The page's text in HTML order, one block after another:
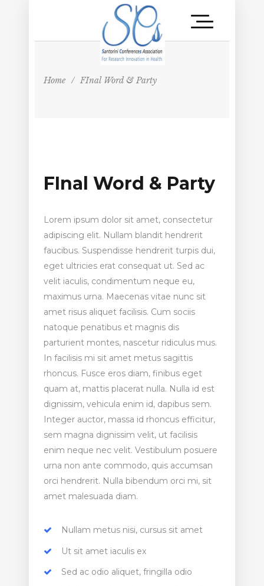
Home / FInal Word & Party
FInal Word & Party
Lorem ipsum dolor sit amet, consectetur
adipiscing elit. Nullam blandit hendrerit
faucibus. Suspendisse hendrerit turpis dui,
eget ultricies erat consequat ut. Sed ac
velit iaculis, condimentum neque eu,
maximus urna. Maecenas vitae nunc sit
amet risus aliquet facilisis. Cum sociis
natoque penatibus et magnis dis
parturient montes, nascetur ridiculus mus.
In facilisis mi sit amet metus sagittis
rhoncus. Fusce eros diam, finibus eget
quam at, mattis placerat nulla. Nulla id est
dignissim, vehicula enim id, dapibus sem.
Integer auctor, massa id rhoncus efficitur,
sem magna dignissim velit, ut facilisis
enim neque nec velit. Vestibulum posuere
urna non ante commodo, quis accumsan
orci hendrerit. Nulla bibendum orci mi, sit
amet malesuada diam.
Nullam metus nisi, cursus sit amet
Ut sit amet iaculis ex
Sed ac odio aliquet, fringilla odio